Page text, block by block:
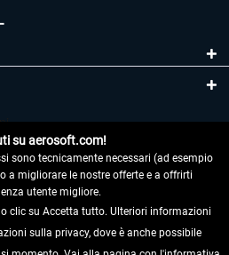
su aerosoft.com!
sono tecnicamente necessari (ad esempio
a migliorare le nostre offerte e a offrirti
utente migliore.
clic su Accetta tutto. Ulteriori informazioni
sulla privacy, dove è anche possibile